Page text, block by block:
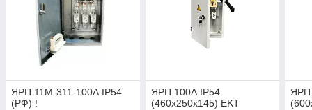
ЯРП 11М-311-100А IP54
(РФ) !
ЯРП 100А IP54
(460х250х145) EKT
ЯРП